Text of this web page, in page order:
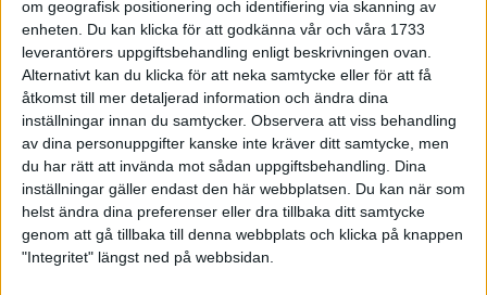
om geografisk positionering och identifiering via skanning av
enheten. Du kan klicka för att godkänna vår och våra 1733
leverantörers uppgiftsbehandling enligt beskrivningen ovan.
Alternativt kan du klicka för att neka samtycke eller för att få
åtkomst till mer detaljerad information och ändra dina
inställningar innan du samtycker. Observera att viss behandling
av dina personuppgifter kanske inte kräver ditt samtycke, men
du har rätt att invända mot sådan uppgiftsbehandling. Dina
inställningar gäller endast den här webbplatsen. Du kan när som
helst ändra dina preferenser eller dra tillbaka ditt samtycke
genom att gå tillbaka till denna webbplats och klicka på knappen
"Integritet" längst ned på webbsidan.
I år fick Andervang kransen
27 jun 1998
Intresset ökar för Lidingöloppet
26 jun 1998
Värmemara
väntarvärldsmästaraspiranter
24 jun 1998